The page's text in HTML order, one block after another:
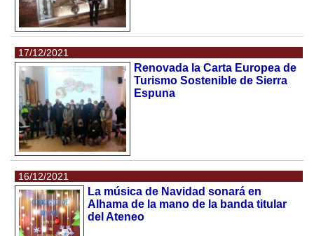
17/12/2021
Renovada la Carta Europea de
Turismo Sostenible de Sierra
Espuna
16/12/2021
La música de Navidad sonará en
Alhama de la mano de la banda titular
del Ateneo